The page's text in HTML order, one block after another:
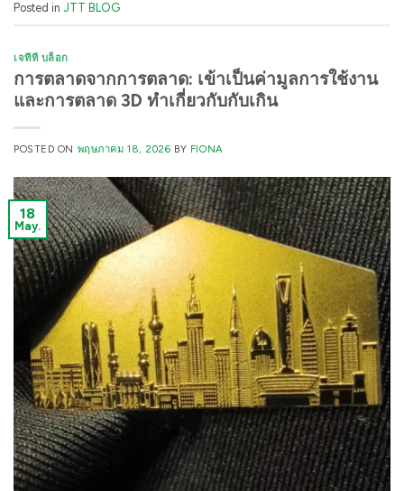
Posted in JTT BLOG
เจทีที บล็อก
การตลาดจากการตลาด: เข้าเป็นค่ามูลการใช้งาน
และการตลาด 3D ทำเกี่ยวกับกับเกิน
POSTED ON พฤษภาคม 18, 2026 BY FIONA
18
May.